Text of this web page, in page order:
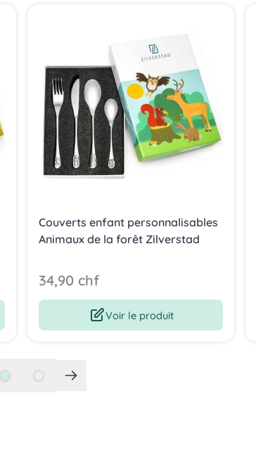
Couverts enfant personnalisables
Animaux de la forêt Zilverstad
34,90 chf
Voir le produit